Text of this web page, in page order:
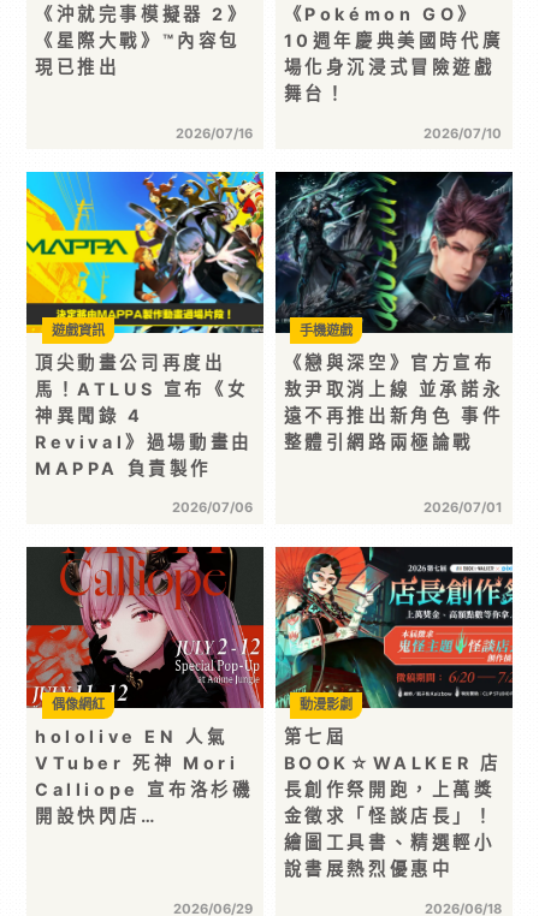
《沖就完事模擬器 2》
《星際大戰》™內容包
現已推出
2026/07/16
《Pokémon GO》
10週年慶典美國時代廣
場化身沉浸式冒險遊戲
舞台！
2026/07/10
頂尖動畫公司再度出
馬！ATLUS 宣布《女
神異聞錄 4
Revival》過場動畫由
MAPPA 負責製作
2026/07/06
遊戲資訊
《戀與深空》官方宣布
敖尹取消上線 並承諾永
遠不再推出新角色 事件
整體引網路兩極論戰
2026/07/01
手機遊戲
hololive EN 人氣
VTuber 死神 Mori
Calliope 宣布洛杉磯
開設快閃店…
2026/06/29
偶像網紅
第七屆
BOOK☆WALKER 店
長創作祭開跑，上萬獎
金徵求「怪談店長」！
繪圖工具書、精選輕小
說書展熱烈優惠中
2026/06/18
動漫影劇